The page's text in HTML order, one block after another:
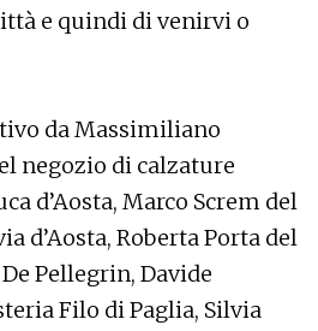
e quindi di venirvi o
da Massimiliano
negozio di calzature
d’Aosta, Marco Screm del
d’Aosta, Roberta Porta del
Pellegrin, Davide
Filo di Paglia, Silvia